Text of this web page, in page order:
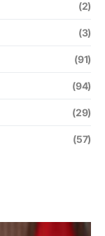
(2)
(3)
(91)
(94)
(29)
(57)